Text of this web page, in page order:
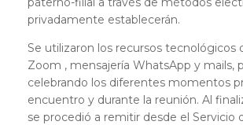
privadamente establecerán.
Se utilizaron los recursos tecnológicos
Zoom , mensajería WhatsApp y mails,
celebrando los diferentes momentos
encuentro y durante la reunión. Al
se procedió a remitir desde el Servicio